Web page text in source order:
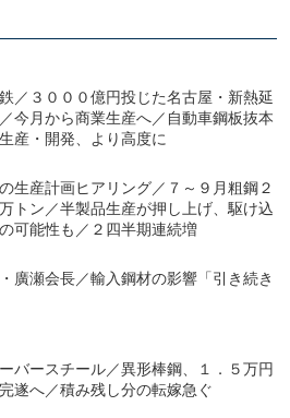
／３０００億円投じた名古屋・新熱延
今月から商業生産へ／自動車鋼板抜本
産・開発、より高度に
生産計画ヒアリング／７～９月粗鋼２
トン／半製品生産が押し上げ、駆け込
可能性も／２四半期連続増
廣瀬会長／輸入鋼材の影響「引き続き
バースチール／異形棒鋼、１．５万円
遂へ／積み残し分の転嫁急ぐ